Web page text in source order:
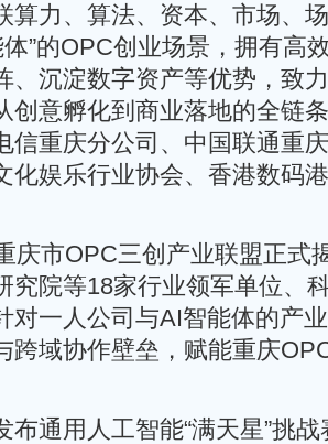
力、算法、资本、市场、场
”的OPC创业场景，拥有高
、沉淀数字资产等优势，致
创意孵化到商业落地的全链
信重庆分公司、中国联通重
化娱乐行业协会、香港数码
市OPC三创产业联盟正式
究院等18家行业领军单位、
对一人公司与AI智能体的产
跨域协作壁垒，赋能重庆
通用人工智能“满天星”挑战